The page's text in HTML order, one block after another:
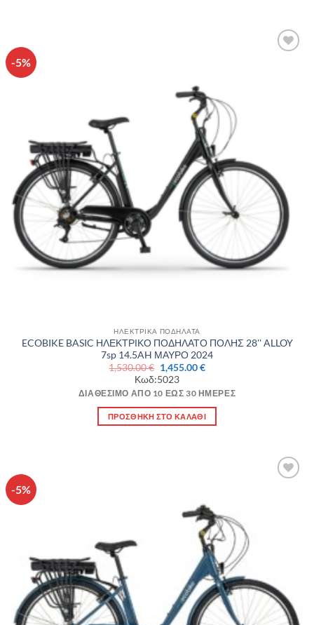
-5%
ΗΛΕΚΤΡΙΚΑ ΠΟΔΗΛΑΤΑ
ECOBIKE BASIC ΗΛΕΚΤΡΙΚΟ ΠΟΔΗΛΑΤΟ ΠΟΛΗΣ 28'' ALLOY
7sp 14.5AH ΜΑΥΡΟ 2024
1,530.00€ Original
price
was:
1,530.00 €.
1,455.00€Η
είναι:
Κωδ:5023
ΔΙΑΘΈΣΙΜΟ ΑΠΌ 10 ΈΩΣ 30 ΗΜΈΡΕΣ
ΠΡΟΣΘΉΚΗ ΣΤΟ ΚΑΛΆΘΙ
-5%